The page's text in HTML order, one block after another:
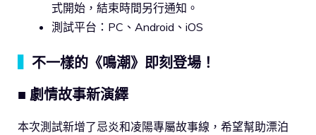
式開始，結束時間另行通知。
測試平台：PC、Android、iOS
不一樣的《鳴潮》即刻登場！
■ 劇情故事新演繹
本次測試新增了忌炎和凌陽專屬故事線，希望幫助漂泊